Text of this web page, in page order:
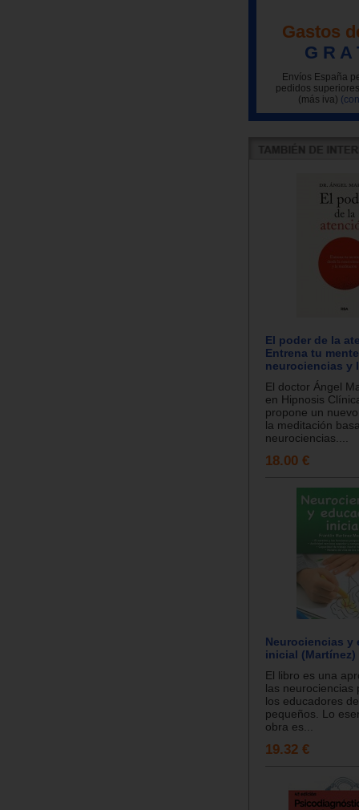
Gastos
G R A
Envíos España
pedidos
(más iva)
El poder de la
Entrena tu
neurociencias y
El doctor Ángel
en Hipnosis
propone un
la meditación
neurociencias....
18.00 €
Neurociencias y
inicial (Martínez)
El libro es una
las neurociencias
los educadores
pequeños. Lo
obra es...
19.32 €